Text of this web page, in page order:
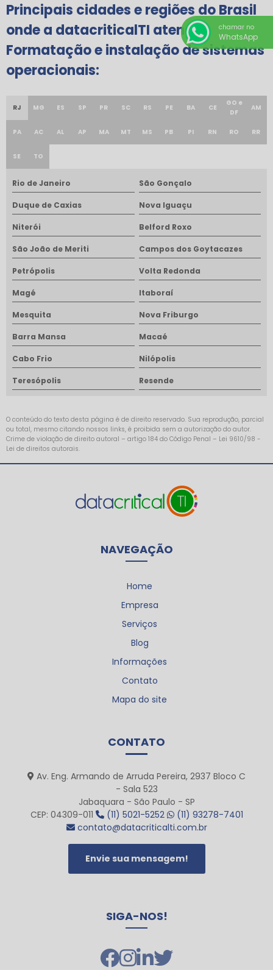
Principais cidades e regiões do Brasil
onde a datacriticalTI atende
Formatação e instalação de sistemas
operacionais:
RJ MG ES SP PR SC RS PE BA CE
GO e
DF
AM
PA AC AL AP MA MT MS PB PI RN RO RR
SE TO
Rio de Janeiro São Gonçalo
Duque de Caxias Nova Iguaçu
Niterói Belford Roxo
São João de Meriti Campos dos Goytacazes
Petrópolis Volta Redonda
Magé Itaboraí
Mesquita Nova Friburgo
Barra Mansa Macaé
Cabo Frio Nilópolis
Teresópolis Resende
O conteúdo do texto desta página é de direito reservado. Sua reprodução, parcial
ou total, mesmo citando nossos links, é proibida sem a autorização do autor.
Crime de violação de direito autoral – artigo 184 do Código Penal – Lei 9610/98 -
Lei de direitos autorais.
NAVEGAÇÃO
Home
Empresa
Serviços
Blog
Informações
Contato
Mapa do site
CONTATO
Av. Eng. Armando de Arruda Pereira, 2937 Bloco C
- Sala 523
Jabaquara - São Paulo - SP
CEP: 04309-011
(11) 5021-5252
(11) 93278-7401
contato@datacriticalti.com.br
Envie sua mensagem!
SIGA-NOS!
chamar no
WhatsApp